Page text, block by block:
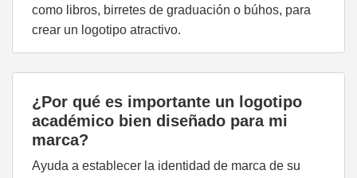
como libros, birretes de graduación o búhos, para
crear un logotipo atractivo.
¿Por qué es importante un logotipo
académico bien diseñado para mi
marca?
Ayuda a establecer la identidad de marca de su